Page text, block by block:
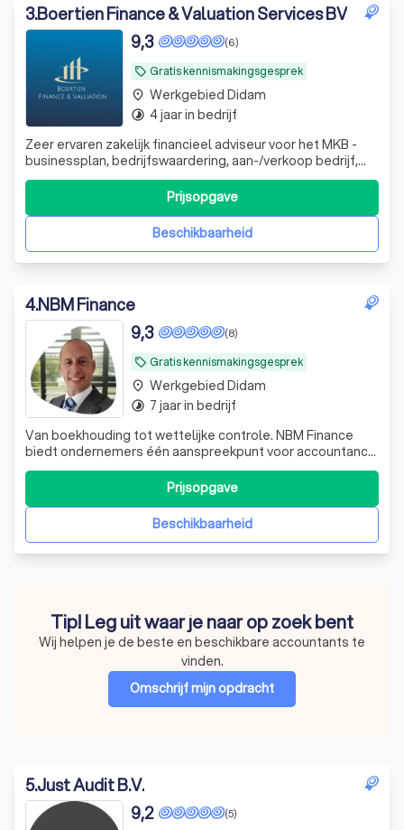
3.Boertien Finance & Valuation Services BV
local_offer Gratis kennismakingsgesprek
(6)
9,3
Zeer ervaren zakelijk financieel adviseur voor het MKB -
businessplan, bedrijfswaardering, aan-/verkoop bedrijf,
werknemersparticipaties, financieel zwaar weer en whoa
trajecten. DGA advisering
Beschikbaarheid
Prijsopgave
place Werkgebied Didam
timelapse 4 jaar in bedrijf
4.NBM Finance
local_offer Gratis kennismakingsgesprek
(8)
9,3
Van boekhouding tot wettelijke controle. NBM Finance
biedt ondernemers één aanspreekpunt voor accountancy,
belastingadvies, audits en financieel advies.
Beschikbaarheid
Prijsopgave
place Werkgebied Didam
timelapse 7 jaar in bedrijf
Tip! Leg uit waar je naar op zoek bent
Wij helpen je de beste en beschikbare accountants te
vinden.
Omschrijf mijn opdracht
5.Just Audit B.V.
(5)
9,2